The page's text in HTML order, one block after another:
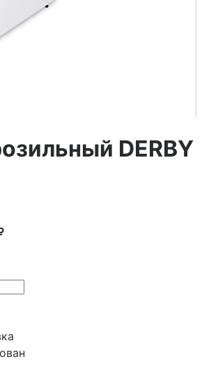
DERBY